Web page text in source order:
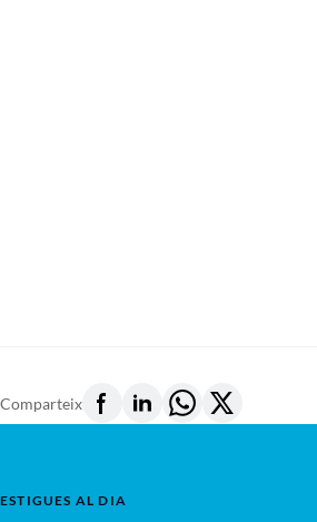
Comparteix
ESTIGUES AL DIA